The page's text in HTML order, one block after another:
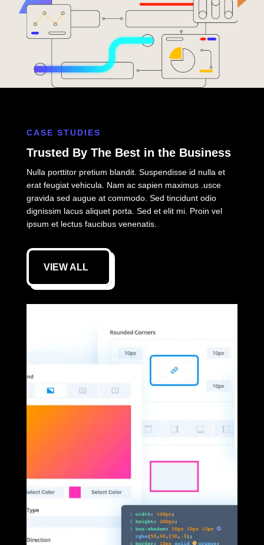
CASE STUDIES
Trusted By The Best in the Business
Nulla porttitor pretium blandit. Suspendisse id nulla et
erat feugiat vehicula. Nam ac sapien maximus .usce
gravida sed augue at commodo. Sed tincidunt odio
dignissim lacus aliquet porta. Sed et elit mi. Proin vel
ipsum et lectus faucibus venenatis.
VIEW ALL